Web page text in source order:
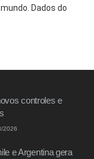
Dados do
controles e
2026
e Argentina gera